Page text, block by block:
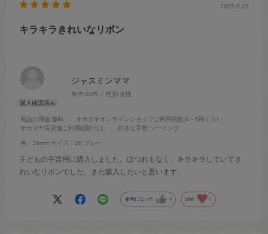
ジャスミンママ
年代:40代 性別:女性
商品の用途:趣味 オカダヤオンラインショップご利用回数:4～5回くらい
オカダヤ実店舗ご利用経験:なし 好きな手芸:ソーイング
色：38mm サイズ：20.ブルー
2025.9.23
キラキラきれいなリボン
子どもの手芸用に購入しました。ほつれもなく、キラキラしていてき
れいなリボンでした。また購入したいと思います。
参考になった 0 Like! 0